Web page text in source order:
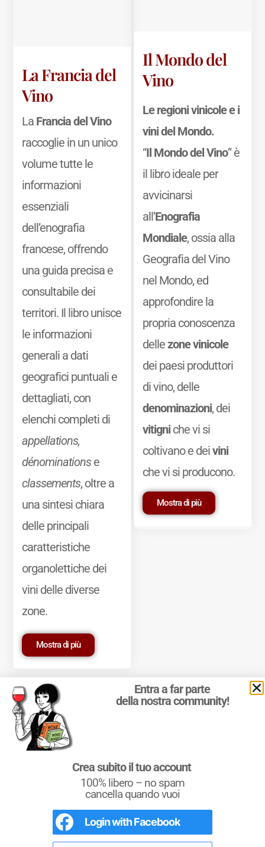
La Francia del
Vino
La Francia del Vino
raccoglie in un unico
volume tutte le
informazioni
essenziali
dell’enografia
francese, offrendo
una guida precisa e
consultabile dei
territori. Il libro unisce
le informazioni
generali a dati
geografici puntuali e
dettagliati, con
elenchi completi di
appellations,
dénominationse
classements, oltre a
una sintesi chiara
delle principali
caratteristiche
organolettiche dei
vini delle diverse
zone.
Mostra di più
Il Mondo del
Vino
Le regioni vinicole e i
vini del Mondo.
“Il Mondo del Vino” è
il libro ideale per
avvicinarsi
all’Enografia
Mondiale, ossia alla
Geografia del Vino
nel Mondo, ed
approfondire la
propria conoscenza
dellezone vinicole
dei paesi produttori
di vino, delle
denominazioni, dei
vitigniche vi si
coltivano e deivini
che vi si producono.
Mostra di più
Marchio Reg. | P.IVA 03921390245
Condizioni d'uso|Privacy Policy|Cookie Policy
L'Italia del Vino
Nel libro leRegioni del Vino d’Italiacon
Entra a far parte
della nostra community!
Crea subito il tuo account
100% libero – no spam
cancella quando vuoi
Login withFacebook